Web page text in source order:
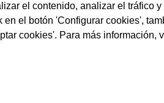
Política de
el contenido, analizar el tráfico
el botón 'Configurar cookies',
cookies'. Para más información,